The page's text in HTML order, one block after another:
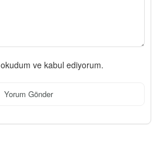
okudum ve kabul ediyorum.
Yorum Gönder